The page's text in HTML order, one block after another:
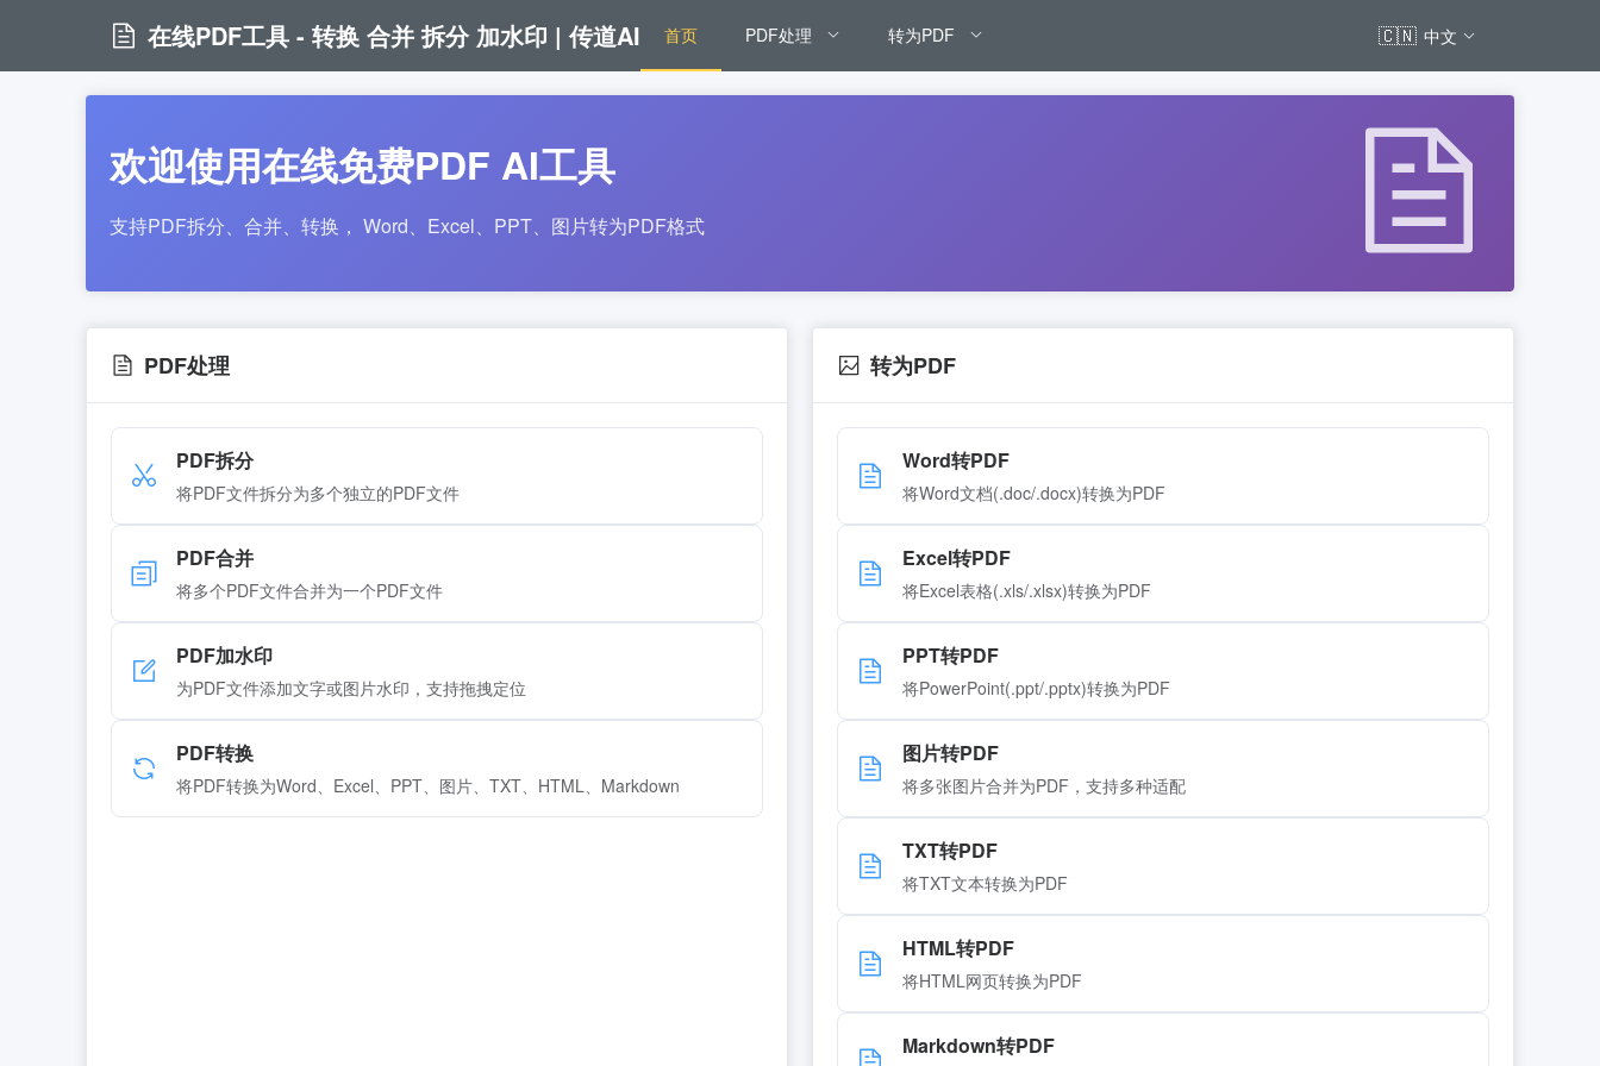
在线PDF工具 - 转换 合并 拆分 加水印 | 传道AI 首页 PDF处理 转为PDF 🇨🇳 中文
欢迎使用在线免费PDF AI工具
支持PDF拆分、合并、转换， Word、Excel、PPT、图片转为PDF格式
PDF处理
PDF拆分
将PDF文件拆分为多个独立的PDF文件
PDF合并
将多个PDF文件合并为一个PDF文件
PDF加水印
为PDF文件添加文字或图片水印，支持拖拽定位
PDF转换
将PDF转换为Word、Excel、PPT、图片、TXT、HTML、Markdown
转为PDF
Word转PDF
将Word文档(.doc/.docx)转换为PDF
Excel转PDF
将Excel表格(.xls/.xlsx)转换为PDF
PPT转PDF
将PowerPoint(.ppt/.pptx)转换为PDF
图片转PDF
将多张图片合并为PDF，支持多种适配
TXT转PDF
将TXT文本转换为PDF
HTML转PDF
将HTML网页转换为PDF
Markdown转PDF